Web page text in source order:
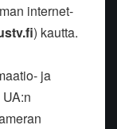
internet-
) kautta.
ja